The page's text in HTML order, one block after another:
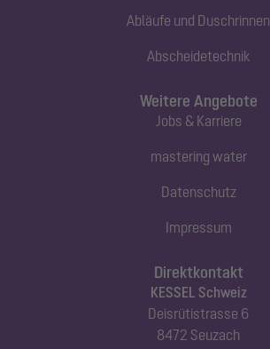
Abläufe und Duschrinnen
Abscheidetechnik
Direktkontakt
KESSEL Schweiz
Deisrütistrasse 6
8472 Seuzach
Weitere Angebote
Jobs & Karriere
mastering water
Datenschutz
Impressum